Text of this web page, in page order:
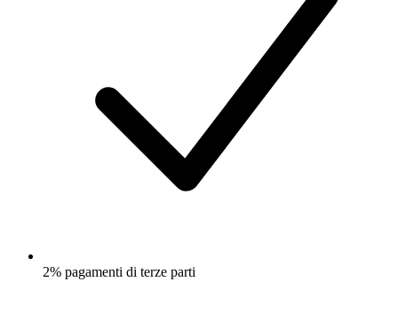
2% pagamenti di terze parti